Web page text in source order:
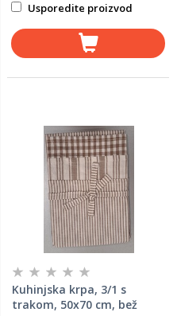
Usporedite proizvod
Kuhinjska krpa, 3/1 s
trakom, 50x70 cm, bež